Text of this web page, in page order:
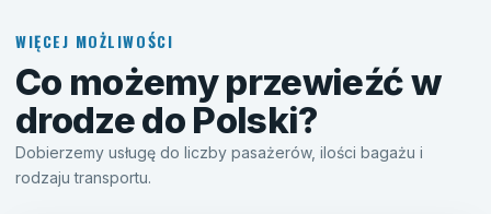
WIĘCEJ MOŻLIWOŚCI
Co możemy przewieźć w
drodze do Polski?
Dobierzemy usługę do liczby pasażerów, ilości bagażu i
rodzaju transportu.